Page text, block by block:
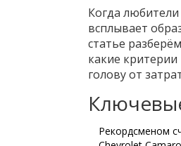
Когда
всплывает
статье
какие
голову от
Рекордсменом